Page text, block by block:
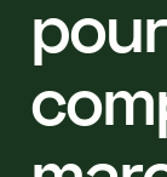
pour
com